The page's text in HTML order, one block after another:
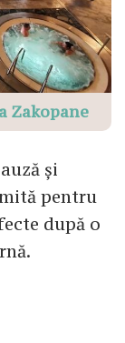
Zakopane
și
pentru
după o